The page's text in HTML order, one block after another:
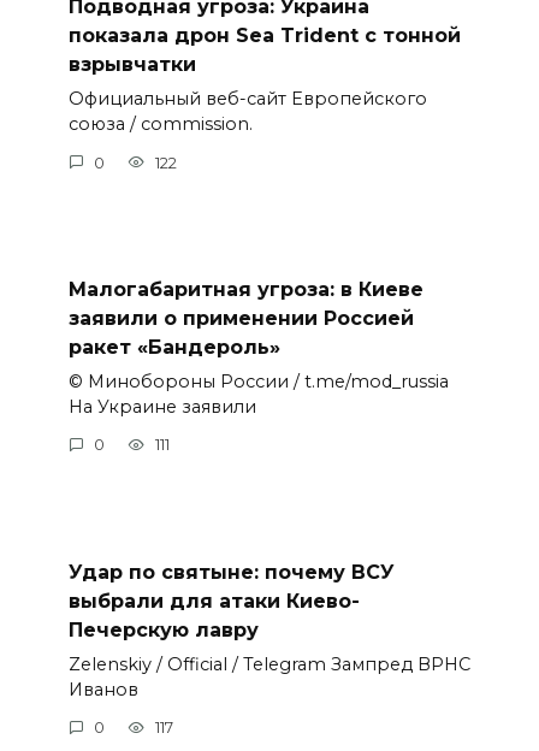
Подводная угроза: Украина
показала дрон Sea Trident с тонной
взрывчатки
Официальный веб-сайт Европейского
союза / commission.
0 122
Малогабаритная угроза: в Киеве
заявили о применении Россией
ракет «Бандероль»
© Минобороны России / t.me/mod_russia
На Украине заявили
0 111
Удар по святыне: почему ВСУ
выбрали для атаки Киево-
Печерскую лавру
Zеlеnskiу / Оfficiаl / Telegram Зампред ВРНС
Иванов
0 117